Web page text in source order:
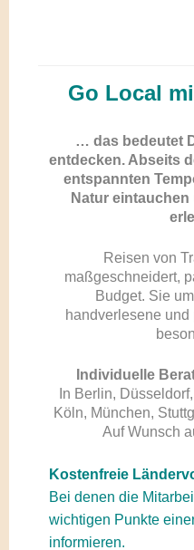
Go Local
… das bedeutet
entdecken. Abseits
entspannten
Natur
Reisen von
maßgeschneidert,
Budget. Sie
handverlesene
Individuelle
In Berlin,
Köln, München,
Auf Wunsch
Kostenfreie
Bei denen die
wichtigen Punkte
informieren.